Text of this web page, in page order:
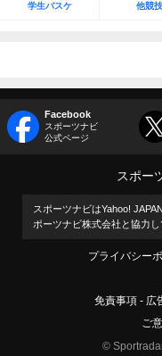
学生バスケ 他競技
Facebook
スポーツナビ
公式ページ
スポー
スポーツナビはYahoo!
ポーツナビ株式会社と協力し
プライバシー
免責事項
広
ご
©